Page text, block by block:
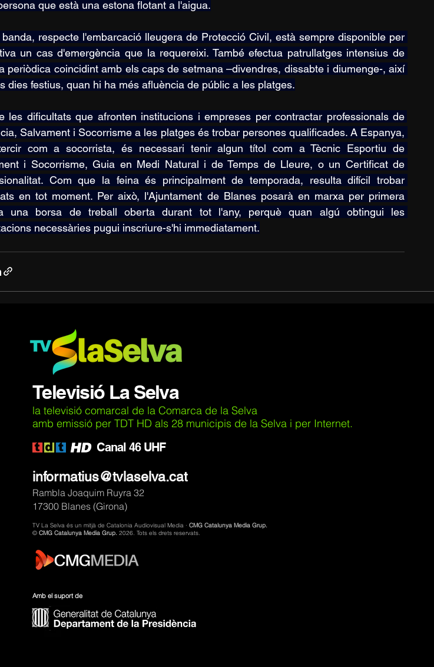
que està una estona flotant a l'aigua.
respecte l'embarcació lleugera de Protecció Civil, està sempre disponible per
un cas d'emergència que la requereixi. També efectua patrullatges intensius de
periòdica coincidint amb els caps de setmana –divendres, dissabte i diumenge-, així
dies festius, quan hi ha més afluència de públic a les platges.
les dificultats que afronten institucions i empreses per contractar professionals de
Salvament i Socorrisme a les platges és trobar persones qualificades. A Espanya,
com a socorrista, és necessari tenir algun títol com a Tècnic Esportiu de
i Socorrisme, Guia en Medi Natural i de Temps de Lleure, o un Certificat de
Com que la feina és principalment de temporada, resulta difícil trobar
en tot moment. Per això, l'Ajuntament de Blanes posarà en marxa per primera
una borsa de treball oberta durant tot l'any, perquè quan algú obtingui les
necessàries pugui inscriure-s'hi immediatament.
Televisió La Selva
la televisió comarcal de la Comarca de la Selva
amb emissió per TDT HD als 28 municipis de la Selva i per Internet.
Canal 46 UHF
informatius@tvlaselva.cat
Rambla Joaquim Ruyra 32
17300 Blanes (Girona)
TV La Selva és un mitjà de Catalonia Audiovisual Media · CMG Catalunya Media Grup.
© CMG Catalunya Media Grup. 2026. Tots els drets reservats.
Amb el suport de